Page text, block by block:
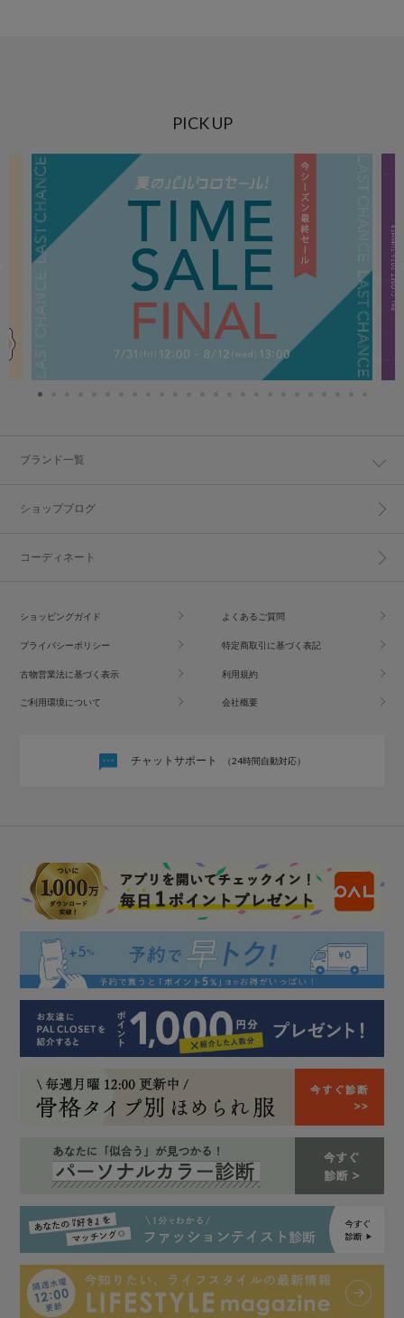
PICK UP
ブランド一覧
ショップブログ
コーディネート
ショッピングガイド よくあるご質問
プライバシーポリシー 特定商取引に基づく表記
古物営業法に基づく表示 利用規約
ご利用環境について 会社概要
チャットサポート （24時間自動対応）